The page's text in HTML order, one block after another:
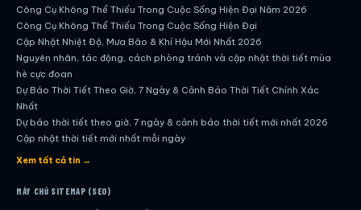
Công Cụ Không Thể Thiếu Trong Cuộc Sống Hiện Đại Năm 2026
Công Cụ Không Thể Thiếu Trong Cuộc Sống Hiện Đại
Cập Nhật Nhiệt Độ, Mưa Bão & Khí Hậu Mới Nhất 2026
Nguyên nhân, tác động, cách phòng tránh và cập nhật thời tiết mùa
hè cực đoan
Dự Báo Thời Tiết Theo Giờ, 7 Ngày & Cảnh Báo Thời Tiết Chính Xác
Nhất
Dự báo thời tiết theo giờ, 7 ngày & cảnh báo thời tiết mới nhất 2026
Cập nhật thời tiết mới nhất mỗi ngày
Hướng dẫn đầy đủ về dự báo thời tiết hiện đại
Dự Báo Thời Tiết Theo Giờ, 7 Ngày & Cảnh Báo Thời Tiết Chính Xác
Xem tất cả tin →
MÁY CHỦ SITEMAP (SEO)